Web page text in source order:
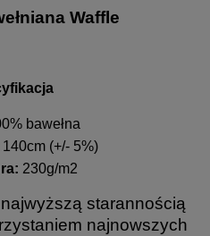
Waffle
bawełna
140cm (+/- 5%)
230g/m2
starannością
najnowszych